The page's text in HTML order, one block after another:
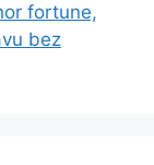
fortune,
bez